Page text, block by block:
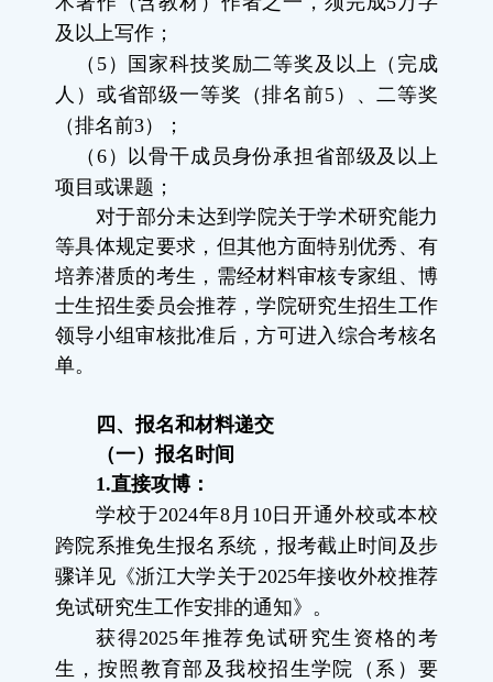
及以上写作；
（ 5）国家科技奖励二等奖及以上（完成
人）或省部级一等奖（排名前5）、二等奖
（排名前3）；
（ 6）以骨干成员身份承担省部级及以上
项目或课题；
对于部分未达到学院关于学术研究能力
等具体规定要求，但其他方面特别优秀、有
培养潜质的考生，需经材料审核专家组、博
士生招生委员会推荐，学院研究生招生工作
领导小组审核批准后，方可进入综合考核名
单。
四、报名和材料递交
（一）报名时间
1.直接攻博：
学校于2024年8月 10日开通外校或本校
跨院系推免生报名系统，报考截止时间及步
骤详见《浙江大学关于2025年接收外校推荐
免试研究生工作安排的通知》。
获得2025年推荐免试研究生资格的考
生，按照教育部及我校招生学院（系）要